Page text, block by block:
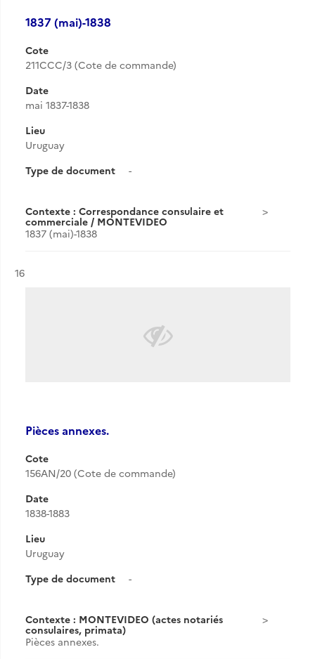
1837 (mai)-1838
Cote
211CCC/3 (Cote de commande)
Date
mai 1837-1838
Lieu
Uruguay
Type de document
-
Contexte : Correspondance consulaire et
commerciale / MONTEVIDEO
1837 (mai)-1838
Résultat n°
16
Pièces annexes.
Cote
156AN/20 (Cote de commande)
Date
1838-1883
Lieu
Uruguay
Type de document
-
Contexte : MONTEVIDEO (actes notariés
consulaires, primata)
Pièces annexes.